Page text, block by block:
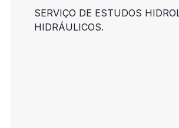
SERVIÇO DE ESTUDOS
HIDRÁULICOS.